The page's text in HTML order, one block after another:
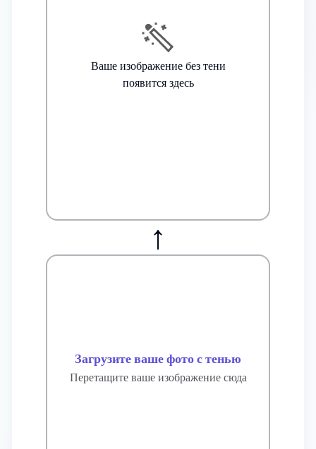
Загрузите ваше фото с тенью
Перетащите ваше изображение сюда
↑
Ваше изображение без тени
появится здесь